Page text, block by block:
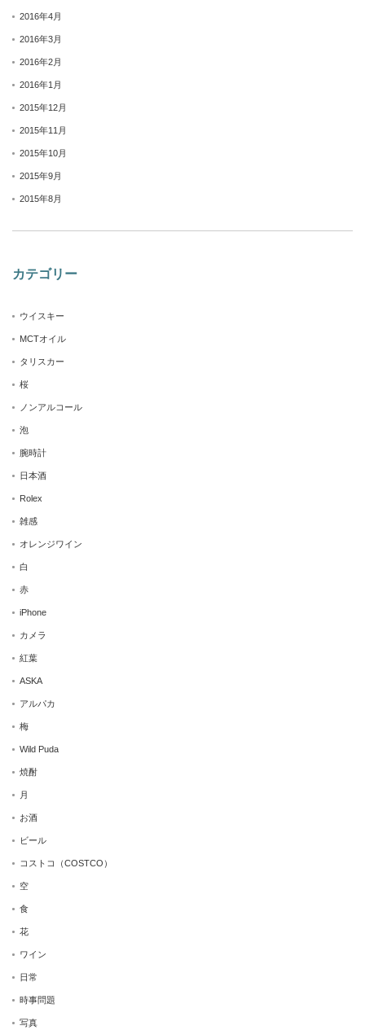
2016年4月
2016年3月
2016年2月
2016年1月
2015年12月
2015年11月
2015年10月
2015年9月
2015年8月
カテゴリー
ウイスキー
MCTオイル
タリスカー
桜
ノンアルコール
泡
腕時計
日本酒
Rolex
雑感
オレンジワイン
白
赤
iPhone
カメラ
紅葉
ASKA
アルパカ
梅
Wild Puda
焼酎
月
お酒
ビール
コストコ（COSTCO）
空
食
花
ワイン
日常
時事問題
写真